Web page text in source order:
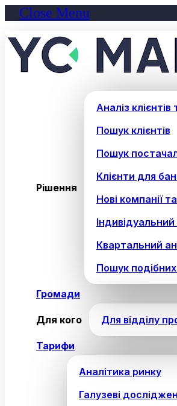
Close Menu
Рішення
Аналіз клієнтів
Пошук клієнтів
Пошук
Клієнти для
Нові компанії
Квартальний
Пошук
Громади
Для кого Для відділу
Тарифи
Аналітика ринку
Галузеві